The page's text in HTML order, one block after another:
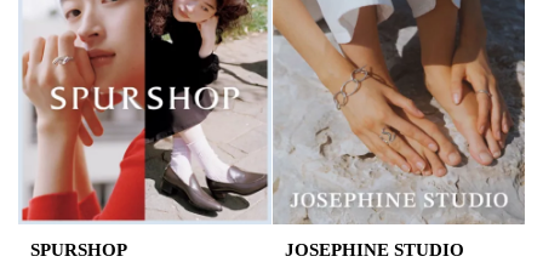
SPURSHOP
JOSEPHINE STUDIO